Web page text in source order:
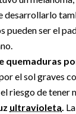
desarrollarlo
pueden ser el
quemaduras
el sol graves
riesgo de tener
ultravioleta